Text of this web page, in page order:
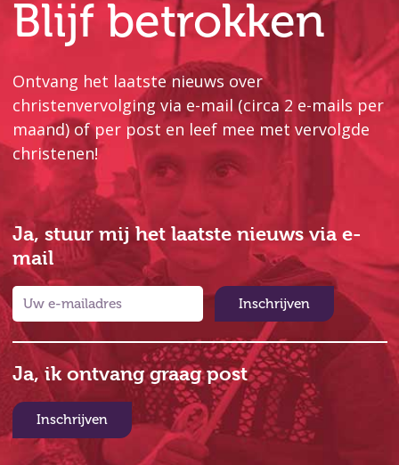
Blijf betrokken
Ontvang het laatste nieuws over
christenvervolging via e-mail (circa 2 e-mails per
maand) of per post en leef mee met vervolgde
christenen!
Ja, stuur mij het laatste nieuws via e-
mail
Inschrijven
Ja, ik ontvang graag post
Inschrijven